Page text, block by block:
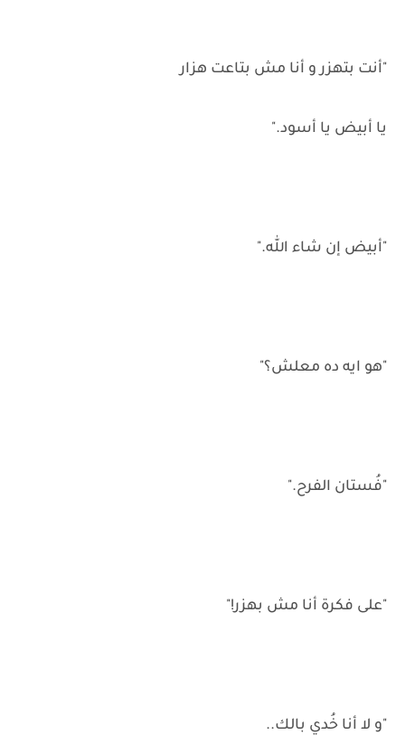
"أنت بتهزر و أنا مش بتاعت هزار
يا أبيض يا أسود."
"أبيض إن شاء الله."
"هو ايه ده معلش؟"
"فُستان الفرح."
"على فكرة أنا مش بهزر!"
"و لا أنا خُدي بالك..